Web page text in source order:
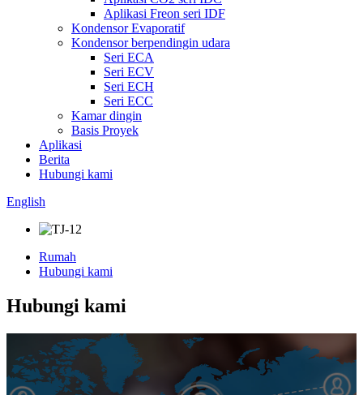
Aplikasi Freon seri IDF
Kondensor Evaporatif
Kondensor berpendingin udara
Seri ECA
Seri ECV
Seri ECH
Seri ECC
Kamar dingin
Basis Proyek
Aplikasi
Berita
Hubungi kami
English
Rumah
Hubungi kami
Hubungi kami